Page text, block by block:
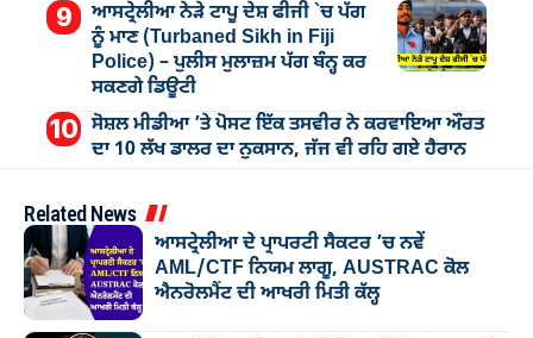
ਆਸਟ੍ਰੇਲੀਆ ਨੇੜੇ ਟਾਪੂ ਦੇਸ਼ ਫੀਜੀ `ਚ ਪੱਗ
ਨੂੰ ਮਾਣ (Turbaned Sikh in Fiji
Police) – ਪੁਲੀਸ ਮੁਲਾਜ਼ਮ ਪੱਗ ਬੰਨ੍ਹ ਕਰ
ਸਕਣਗੇ ਡਿਊਟੀ
ਸੋਸ਼ਲ ਮੀਡੀਆ ’ਤੇ ਪੋਸਟ ਇੱਕ ਤਸਵੀਰ ਨੇ ਕਰਵਾਇਆ ਔਰਤ
ਦਾ 10 ਲੱਖ ਡਾਲਰ ਦਾ ਨੁਕਸਾਨ, ਜੱਜ ਵੀ ਰਹਿ ਗਏ ਹੈਰਾਨ
Related News
ਆਸਟ੍ਰੇਲੀਆ ਦੇ ਪ੍ਰਾਪਰਟੀ ਸੈਕਟਰ ’ਚ ਨਵੇਂ
AML/CTF ਨਿਯਮ ਲਾਗੂ, AUSTRAC ਕੋਲ
ਐਨਰੋਲਮੈਂਟ ਦੀ ਆਖਰੀ ਮਿਤੀ ਕੱਲ੍ਹ